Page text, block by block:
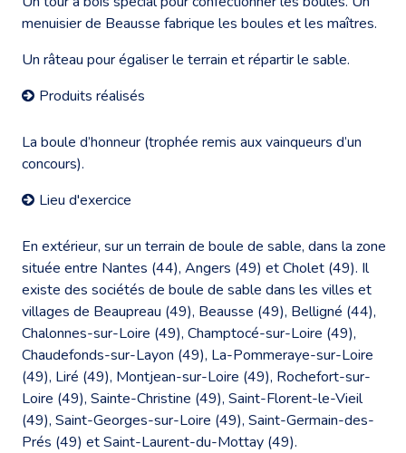
menuisier de Beausse fabrique les boules et les maîtres.
Un râteau pour égaliser le terrain et répartir le sable.
Produits réalisés
La boule d’honneur (trophée remis aux vainqueurs d’un
concours).
Lieu d'exercice
En extérieur, sur un terrain de boule de sable, dans la zone
située entre Nantes (44), Angers (49) et Cholet (49). Il
existe des sociétés de boule de sable dans les villes et
villages de Beaupreau (49), Beausse (49), Belligné (44),
Chalonnes-sur-Loire (49), Champtocé-sur-Loire (49),
Chaudefonds-sur-Layon (49), La-Pommeraye-sur-Loire
(49), Liré (49), Montjean-sur-Loire (49), Rochefort-sur-
Loire (49), Sainte-Christine (49), Saint-Florent-le-Vieil
(49), Saint-Georges-sur-Loire (49), Saint-Germain-des-
Prés (49) et Saint-Laurent-du-Mottay (49).